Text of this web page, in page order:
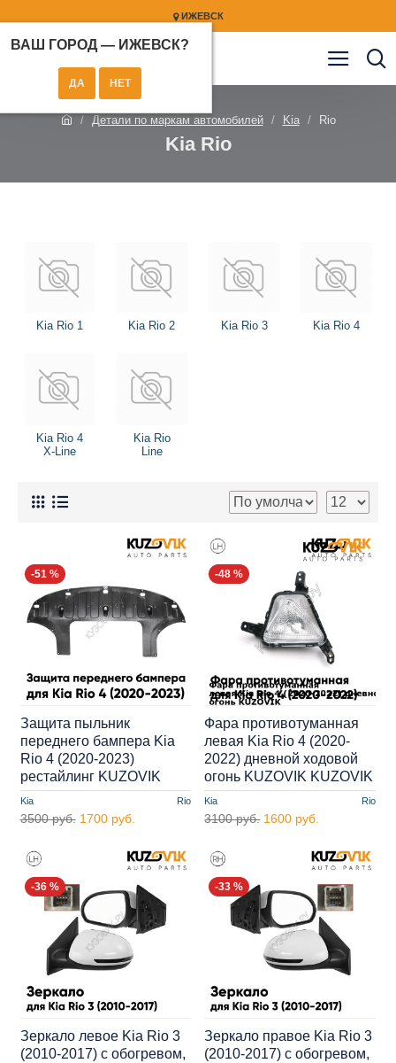
ИЖЕВСК
ВАШ ГОРОД — ИЖЕВСК?
Детали по маркам автомобилей Kia Rio
Kia Rio
Kia Rio 1 Kia Rio 2 Kia Rio 3 Kia Rio 4
Kia Rio 4
X-Line
Kia Rio
Line
-51 %
Kia Rio
Защита пыльник
переднего бампера Kia
Rio 4 (2020-2023)
рестайлинг KUZOVIK
3500 руб. 1700 руб.
-48 %
Kia Rio
Фара противотуманная
левая Kia Rio 4 (2020-
2022) дневной ходовой
огонь KUZOVIK KUZOVIK
3100 руб. 1600 руб.
-36 %
Зеркало левое Kia Rio 3
(2010-2017) с обогревом,
-33 %
Зеркало правое Kia Rio 3
(2010-2017) с обогревом,